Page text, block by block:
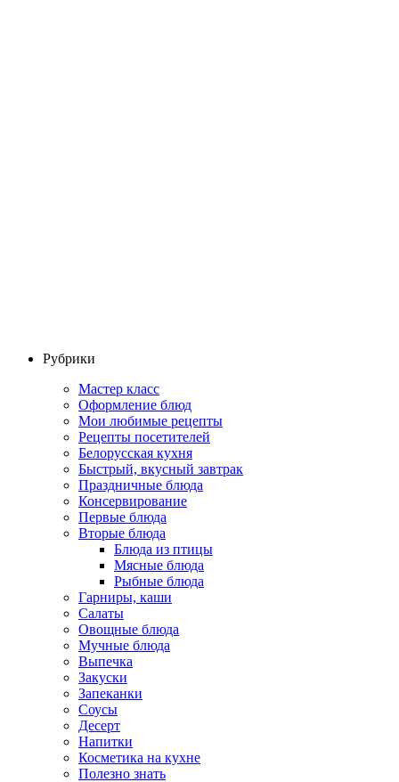
Рубрики
Мастер класс
Оформление блюд
Мои любимые рецепты
Рецепты посетителей
Белорусская кухня
Быстрый, вкусный завтрак
Праздничные блюда
Консервирование
Первые блюда
Вторые блюда
Блюда из птицы
Мясные блюда
Рыбные блюда
Гарниры, каши
Салаты
Овощные блюда
Мучные блюда
Выпечка
Закуски
Запеканки
Соусы
Десерт
Напитки
Косметика на кухне
Полезно знать